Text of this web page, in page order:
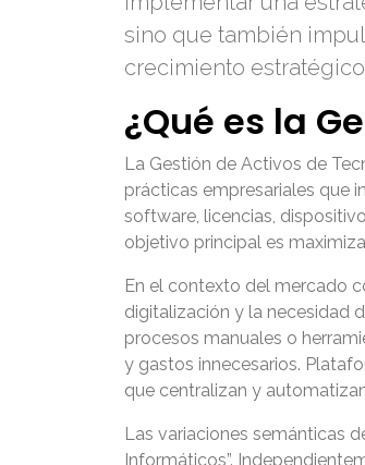
sino que también
crecimiento
¿Qué es la
La Gestión de Activos de
prácticas empresariales que
software, licencias,
objetivo principal es
En el contexto del mercado
digitalización y la necesidad
procesos manuales o
y gastos innecesarios.
que centralizan y
Las variaciones semánticas
Informáticos”.